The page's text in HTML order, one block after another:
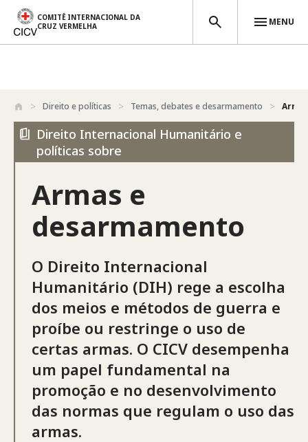
Passar para o conteúdo principal
COMITÊ INTERNACIONAL DA
CRUZ VERMELHA
MENU
Direito e políticas Temas, debates e desarmamento
Direito Internacional Humanitário e
políticas sobre
Armas e
desarmamento
O Direito Internacional
Humanitário (DIH) rege a escolha
dos meios e métodos de guerra e
proíbe ou restringe o uso de
certas armas. O CICV desempenha
um papel fundamental na
promoção e no desenvolvimento
das normas que regulam o uso das
armas.